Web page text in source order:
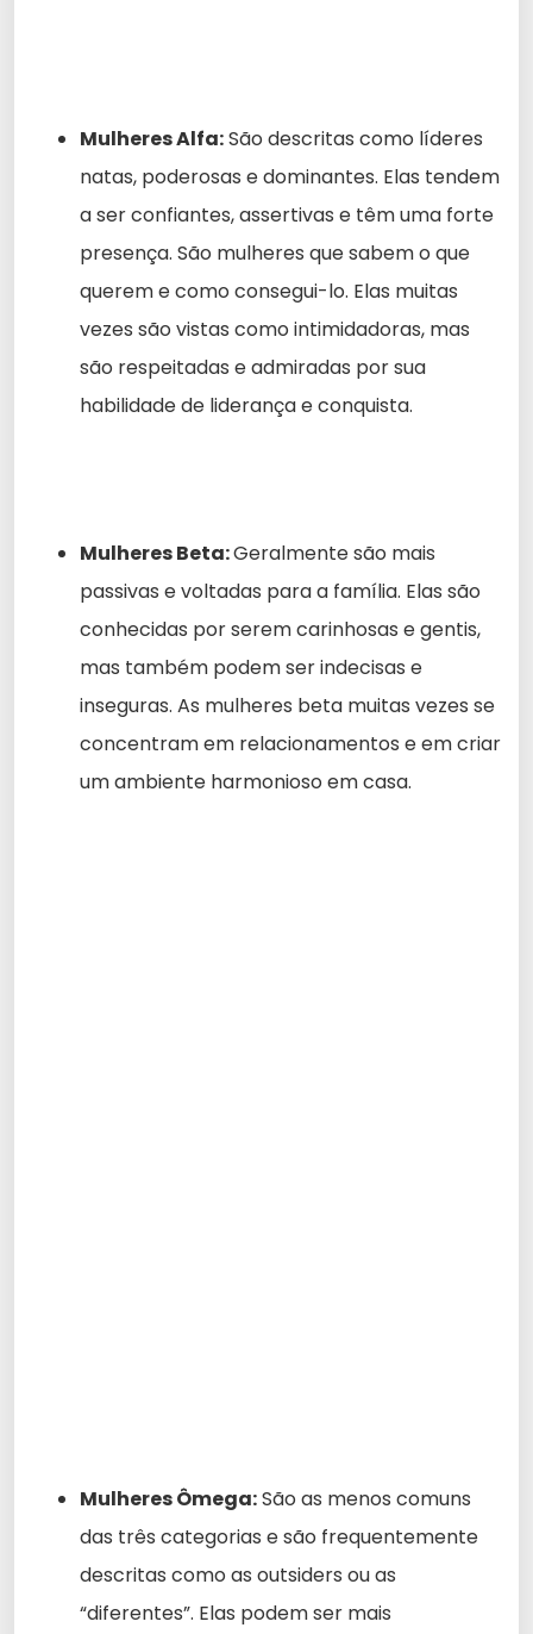
Mulheres Alfa:São descritas como líderes
natas, poderosas e dominantes. Elas tendem
a ser confiantes, assertivas e têm uma forte
presença. São mulheres que sabem o que
querem e como consegui-lo. Elas muitas
vezes são vistas como intimidadoras, mas
são respeitadas e admiradas por sua
habilidade de liderança e conquista.
Mulheres Beta:Geralmente são mais
passivas e voltadas para a família. Elas são
conhecidas por serem carinhosas e gentis,
mas também podem ser indecisas e
inseguras. As mulheres beta muitas vezes se
concentram em relacionamentos e em criar
um ambiente harmonioso em casa.
Mulheres Ômega:São as menos comuns
das três categorias e são frequentemente
descritas como as outsiders ou as
“diferentes”. Elas podem ser mais